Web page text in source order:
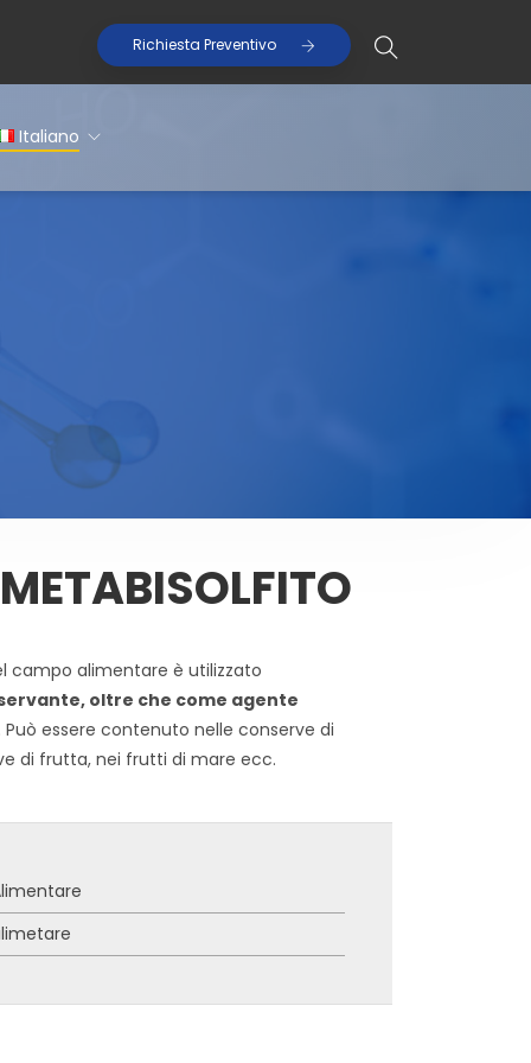
Richiesta Preventivo
Italiano
campo alimentare è utilizzato
oltre che come agente
. Può essere contenuto nelle conserve di
di frutta, nei frutti di mare ecc.